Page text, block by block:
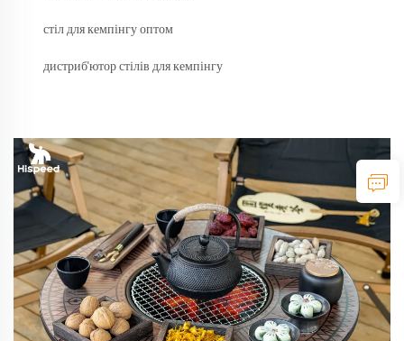
стіл для кемпінгу оптом
дистриб'ютор стілів для кемпінгу